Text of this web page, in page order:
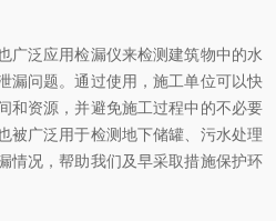
泛应用检漏仪来检测建筑物中的水
漏问题。通过使用，施工单位可以快
和资源，并避免施工过程中的不必要
被广泛用于检测地下储罐、污水处理
情况，帮助我们及早采取措施保护环